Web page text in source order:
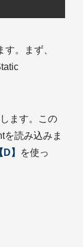
。まず、
ます。この
を読み込みま
D】
を使っ